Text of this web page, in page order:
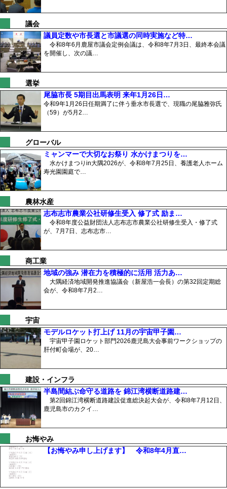
議会
議員定数や市長選と市議選の同時実施など特…
令和8年6月鹿屋市議会定例会議は、令和8年7月3日、最終本会議
を開催し、次の議…
選挙
尾脇市長 5期目出馬表明 来年1月26日…
令和9年1月26日任期満了に伴う垂水市長選で、現職の尾脇雅弥氏
（59）が5月2…
グローバル
ミャンマーで大切なお祭り 水かけまつりを…
水かけまつりin大隅2026が、令和8年7月25日、養護老人ホーム
寿光園園庭で…
農林水産
志布志市農業公社研修生受入 修了式 励ま…
令和8年度公益財団法人志布志市農業公社研修生受入・修了式
が、7月7日、志布志市…
商工業
地域の強み 潜在力を積極的に活用 活力あ…
大隅経済地域開発推進協議会（新屋浩一会長）の第32回定期総
会が、令和8年7月2…
宇宙
モデルロケット打上げ 11月の宇宙甲子園…
宇宙甲子園ロケット部門2026鹿児島大会事前ワークショップの
肝付町会場が、20…
建設・インフラ
半島間結ぶ命守る道路を 錦江湾横断道路建…
第2回錦江湾横断道路建設促進総決起大会が、令和8年7月12日、
鹿児島市のカクイ…
お悔やみ
【お悔やみ申し上げます】 令和8年4月直…